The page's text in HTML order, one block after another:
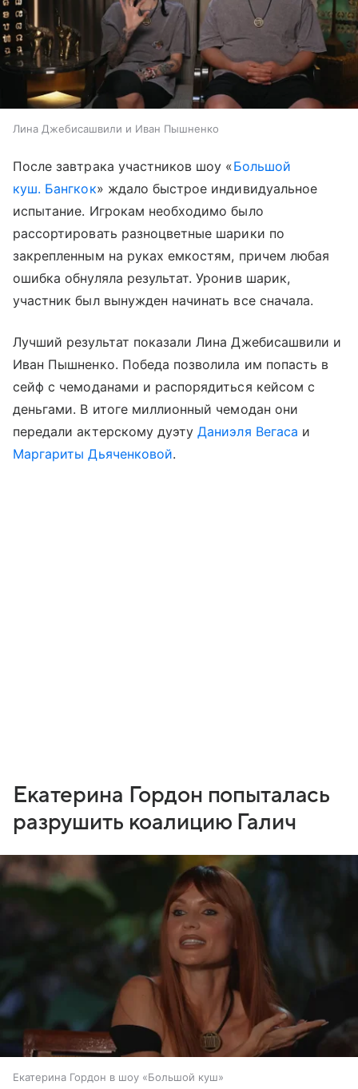
Лина Джебисашвили и Иван Пышненко
После завтрака участников шоу «Большой
куш. Бангкок» ждало быстрое индивидуальное
испытание. Игрокам необходимо было
рассортировать разноцветные шарики по
закрепленным на руках емкостям, причем любая
ошибка обнуляла результат. Уронив шарик,
участник был вынужден начинать все сначала.
Лучший результат показали Лина Джебисашвили и
Иван Пышненко. Победа позволила им попасть в
сейф с чемоданами и распорядиться кейсом с
деньгами. В итоге миллионный чемодан они
передали актерскому дуэтуДаниэля Вегаса и
Маргариты Дьяченковой.
Екатерина Гордон попыталась
разрушить коалицию Галич
Екатерина Гордон в шоу «Большой куш»